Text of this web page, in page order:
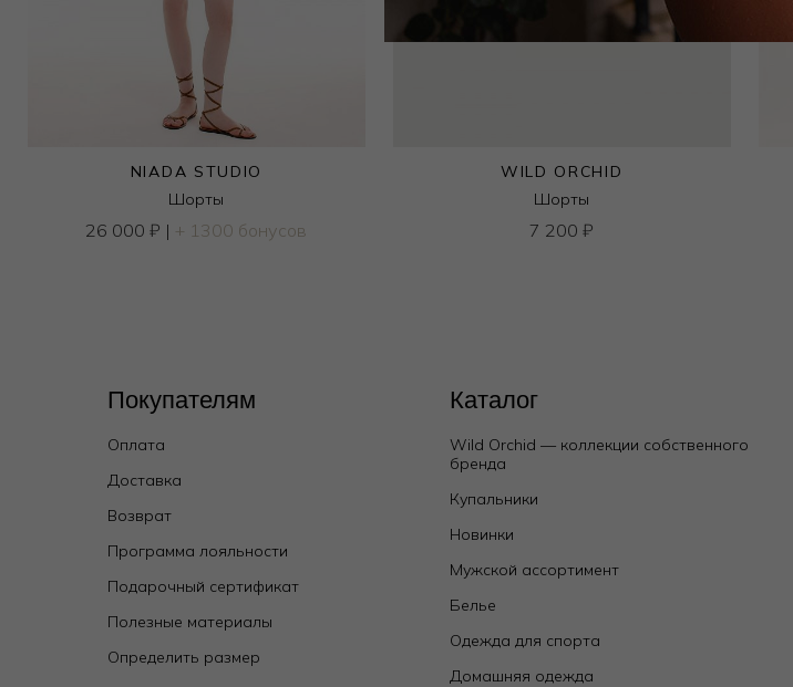
NIADA STUDIO
Шорты
26 000₽ | + 1300 бонусов
WILD ORCHID
Шорты
7 200₽
Покупателям
Оплата
Доставка
Возврат
Программа лояльности
Подарочный сертификат
Полезные материалы
Определить размер
Каталог
Wild Orchid — коллекции собственного
бренда
Купальники
Новинки
Мужской ассортимент
Белье
Одежда для спорта
Домашняя одежда